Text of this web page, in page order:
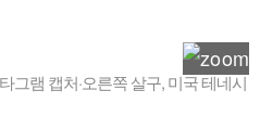
그램 캡처·오른쪽 살구, 미국 테네시